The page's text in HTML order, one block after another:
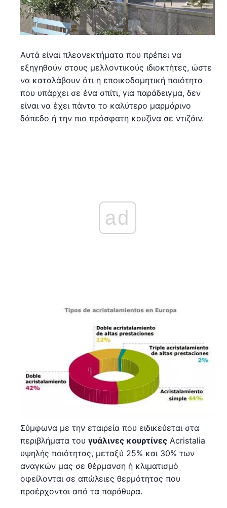
Αυτά είναι πλεονεκτήματα που πρέπει να
εξηγηθούν στους μελλοντικούς ιδιοκτήτες, ώστε
να καταλάβουν ότι η εποικοδομητική ποιότητα
που υπάρχει σε ένα σπίτι, για παράδειγμα, δεν
είναι να έχει πάντα το καλύτερο μαρμάρινο
δάπεδο ή την πιο πρόσφατη κουζίνα σε ντιζάιν.
ad
Σύμφωνα με την εταιρεία που ειδικεύεται στα
περιβλήματα του γυάλινες κουρτίνες Acristalia
υψηλής ποιότητας, μεταξύ 25% και 30% των
αναγκών μας σε θέρμανση ή κλιματισμό
οφείλονται σε απώλειες θερμότητας που
προέρχονται από τα παράθυρα.